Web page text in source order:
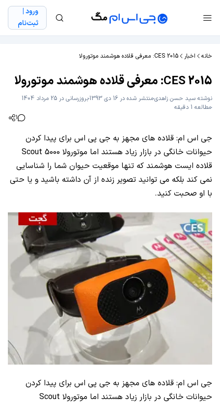
ورود |
ثبت‌نام
خانه اخبار CES 2015: معرفی قلاده هوشمند موتورولا
CES 2015: معرفی قلاده هوشمند موتورولا
نوشته سید حسن زاهدیمنتشر شده در 16 دی 1393
بروزرسانی در 25 مرداد 1404
مطالعه 1 دقیقه
1
جی اس ام: قلاده‌ های مجهز به جی پی اس برای پیدا کردن
حیوانات خانگی در بازار زیاد هستند اما موتورولا Scout 5000
قلاده ایست هوشمند که تنها موقعیت حیوان شما را شناسایی
نمی ‌کند بلکه می ‌توانید تصویر زنده از آن داشته باشید و یا حتی
با او صحبت کنید.
جی اس ام: قلاده‌ های مجهز به جی پی اس برای پیدا کردن
حیوانات خانگی در بازار زیاد هستند اما موتورولا Scout